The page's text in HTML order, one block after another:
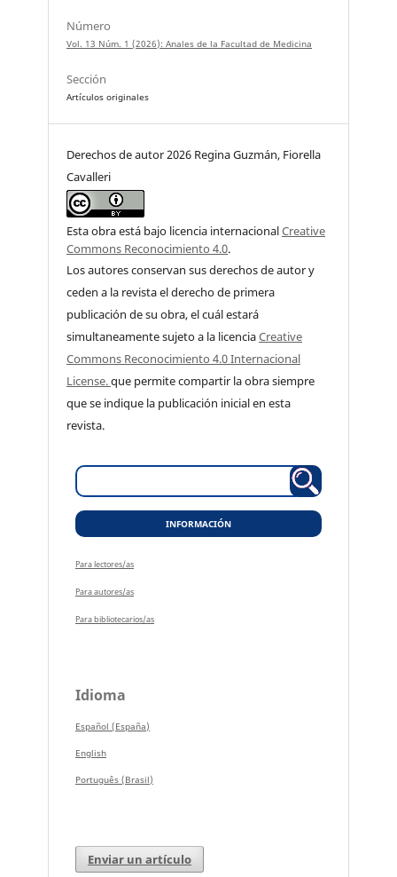
Número
Vol. 13 Núm. 1 (2026): Anales de la Facultad de Medicina
Sección
Artículos originales
Derechos de autor 2026 Regina Guzmán, Fiorella
Cavalleri
Esta obra está bajo licencia internacionalCreative
Commons Reconocimiento 4.0.
Los autores conservan sus derechos de autor y
ceden a la revista el derecho de primera
publicación de su obra, el cuál estará
simultaneamente sujeto a la licenciaCreative
Commons Reconocimiento 4.0 Internacional
License.que permite compartir la obra siempre
que se indique la publicación inicial en esta
revista.
INFORMACIÓN
Para lectores/as
Para autores/as
Para bibliotecarios/as
Idioma
Español (España)
English
Português (Brasil)
Enviar un artículo